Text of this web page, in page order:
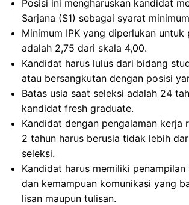
Posisi ini mengharuskan kandidat
Sarjana (S1) sebagai syarat
Minimum IPK yang diperlukan untuk
adalah 2,75 dari skala 4,00.
Kandidat harus lulus dari bidang
atau bersangkutan dengan posisi
Batas usia saat seleksi adalah 24
kandidat fresh graduate.
Kandidat dengan pengalaman kerja
2 tahun harus berusia tidak lebih
seleksi.
Kandidat harus memiliki
dan kemampuan komunikasi yang
lisan maupun tulisan.